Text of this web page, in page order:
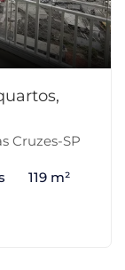
Cruzes-SP
119 m²